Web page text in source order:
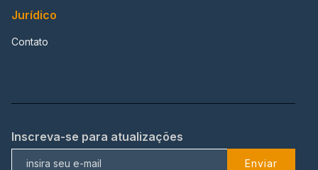
Jurídico
Contato
Inscreva-se para atualizações
Enviar